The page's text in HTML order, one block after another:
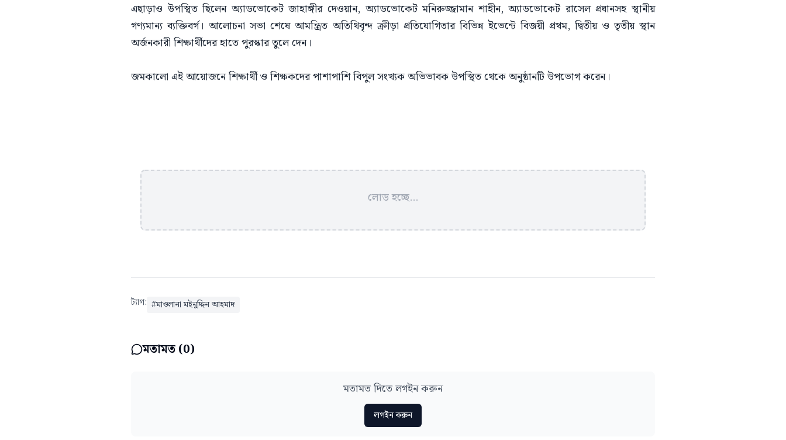
এছাড়াও উপস্থিত ছিলেন অ্যাডভোকেট জাহাঙ্গীর দেওয়ান, অ্যাডভোকেট মনিরুজ্জামান শাহীন, অ্যাডভোকেট রাসেল প্রধানসহ স্থানীয়
গণ্যমান্য ব্যক্তিবর্গ। আলোচনা সভা শেষে আমন্ত্রিত অতিথিবৃন্দ ক্রীড়া প্রতিযোগিতার বিভিন্ন ইভেন্টে বিজয়ী প্রথম, দ্বিতীয় ও তৃতীয় স্থান
অর্জনকারী শিক্ষার্থীদের হাতে পুরস্কার তুলে দেন।
জমকালো এই আয়োজনে শিক্ষার্থী ও শিক্ষকদের পাশাপাশি বিপুল সংখ্যক অভিভাবক উপস্থিত থেকে অনুষ্ঠানটি উপভোগ করেন।
লোড হচ্ছে...
ট্যাগ: #মাওলানা মইনুদ্দিন আহমাদ
মতামত (0)
মতামত দিতে লগইন করুন
লগইন করুন